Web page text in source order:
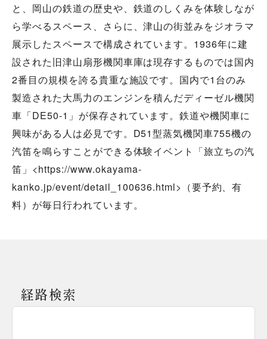
と、岡山の鉄道の歴史や、鉄道のしくみを体験しなが
ら学べるスペース、さらに、津山の街並みをジオラマ
展示したスペースで構成されています。1936年に建
設された旧津山扇形機関車庫は現存するものでは国内
2番目の規模を誇る貴重な施設です。国内で1台のみ
製造された大馬力のエンジンを積んだディーゼル機関
車「DE50-1」が保存されています。鉄道や機関車に
興味がある人は必見です。D51型蒸気機関車755機の
汽笛を鳴らすことができる体験イベント「旅立ちの汽
笛」<https://www.okayama-
kanko.jp/event/detail_100636.html>（要予約、有
料）が毎日行われています。
経路検索